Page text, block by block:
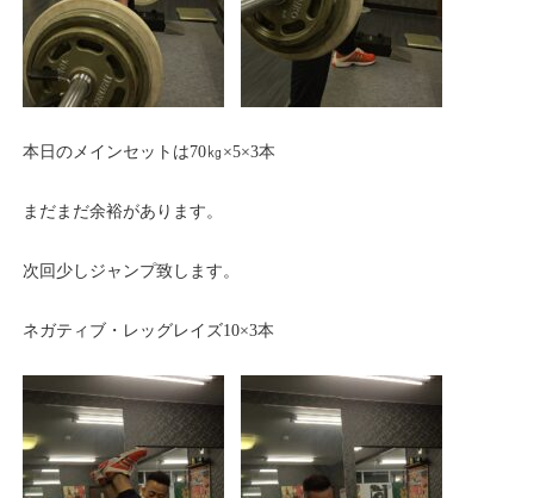
本日のメインセットは70㎏×5×3本
まだまだ余裕があります。
次回少しジャンプ致します。
ネガティブ・レッグレイズ10×3本